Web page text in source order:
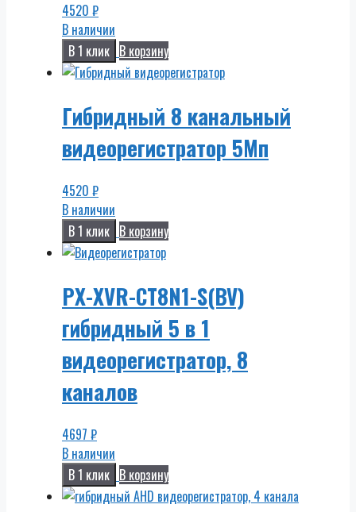
4520 ₽
В наличии
В 1 клик В корзину
Гибридный 8 канальный
видеорегистратор 5Мп
4520 ₽
В наличии
В 1 клик В корзину
PX-XVR-CT8N1-S(BV)
гибридный 5 в 1
видеорегистратор, 8
каналов
4697 ₽
В наличии
В 1 клик В корзину